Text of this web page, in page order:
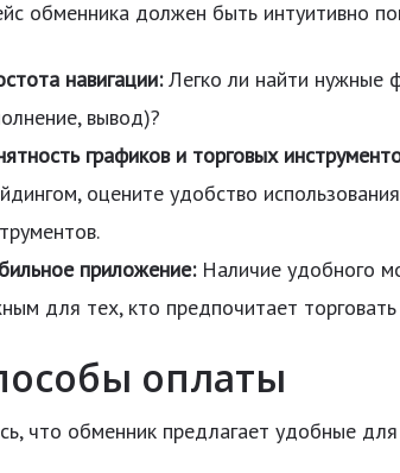
обменника должен быть интуитивно
навигации:Легко ли найти нужные
вывод)?
графиков и торговых
оцените удобство
приложение:Наличие удобного
для тех, кто предпочитает
оплаты
что обменник предлагает удобные